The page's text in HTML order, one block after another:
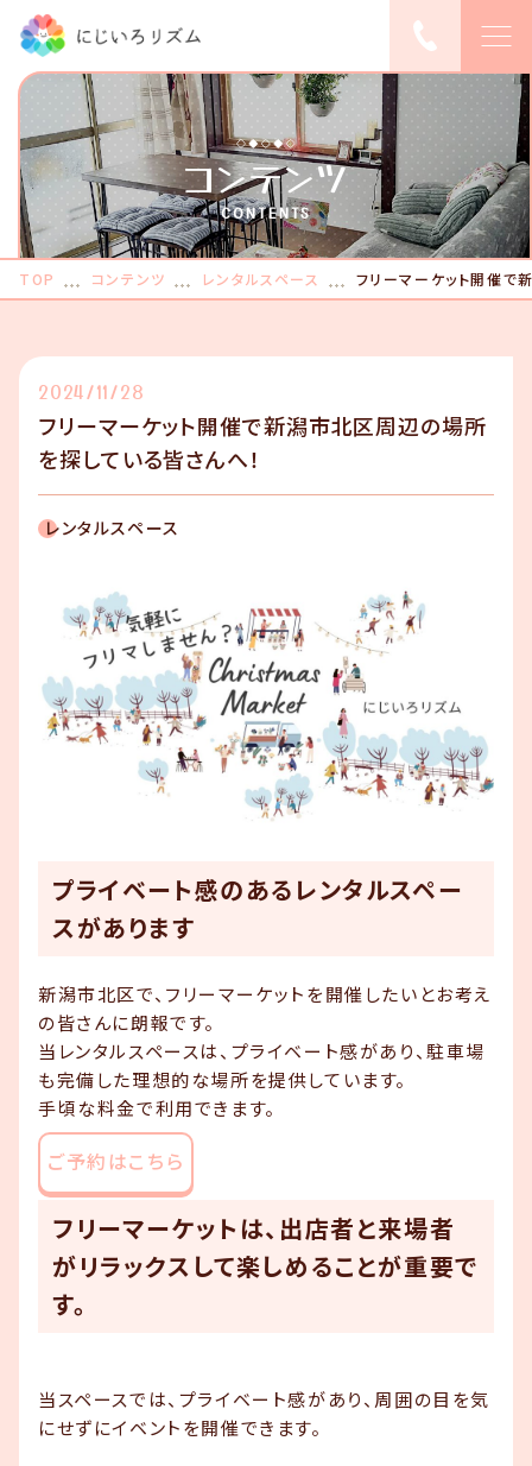
TOP
ピックアップ
にじいろリズムに
ついて
レンタルスペース
ご利用の流れ
お知らせ
コンテンツ
スタジオ概要
お知らせ一覧
お問い合わせ
コンテンツ
CONTENTS
TOP コンテンツ レンタルスペース フリーマーケット開催で
2024/11/28
フリーマーケット開催で新潟市北区周辺の場所
を探している皆さんへ！
レンタルスペース
プライベート感のあるレンタルスペー
スがあります
新潟市北区で、フリーマーケットを開催したいとお考え
の皆さんに朗報です。
当レンタルスペースは、プライベート感があり、駐車場
も完備した理想的な場所を提供しています。
手頃な料金で利用できます。
ご予約はこちら
フリーマーケットは、出店者と来場者
がリラックスして楽しめることが重要で
す。
当スペースでは、プライベート感があり、周囲の目を気
にせずにイベントを開催できます。